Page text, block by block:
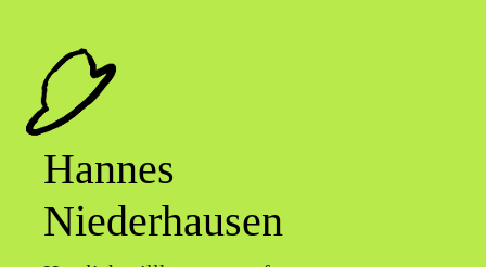
Hannes
Niederhausen